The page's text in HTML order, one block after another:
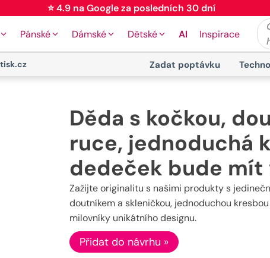
⭐ 4.9 na Google za posledních 30 dní
Pánské Dámské Dětské AI Inspirace
Zadat poptávku
Děda s kočkou,
ruce, jednoduchá
dedeček bude mít
Zažijte originalitu s našimi produkty s
doutníkem a skleničkou, jednoduchou
milovníky unikátního designu.
Přidat do návrhu »